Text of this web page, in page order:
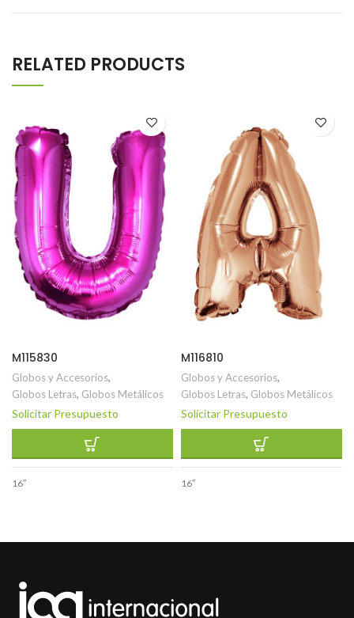
RELATED PRODUCTS
M115830
Globos y Accesorios,
Globos Letras, Globos Metálicos
Solicitar Presupuesto
16″
M116810
Globos y Accesorios,
Globos Letras, Globos Metálicos
Solicitar Presupuesto
16″